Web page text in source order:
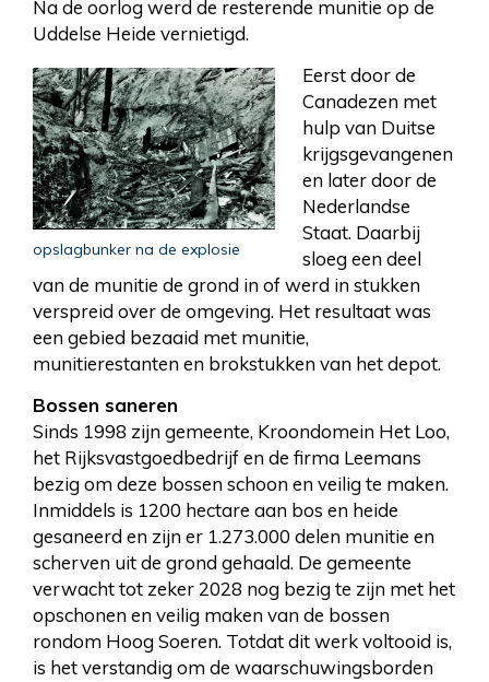
Na de oorlog werd de resterende munitie op de
Uddelse Heide vernietigd.
opslagbunker na de explosie
Eerst door de
Canadezen met
hulp van Duitse
krijgsgevangenen
en later door de
Nederlandse
Staat. Daarbij
sloeg een deel
van de munitie de grond in of werd in stukken
verspreid over de omgeving. Het resultaat was
een gebied bezaaid met munitie,
munitierestanten en brokstukken van het depot.
Bossen saneren
Sinds 1998 zijn gemeente, Kroondomein Het Loo,
het Rijksvastgoedbedrijf en de firma Leemans
bezig om deze bossen schoon en veilig te maken.
Inmiddels is 1200 hectare aan bos en heide
gesaneerd en zijn er 1.273.000 delen munitie en
scherven uit de grond gehaald. De gemeente
verwacht tot zeker 2028 nog bezig te zijn met het
opschonen en veilig maken van de bossen
rondom Hoog Soeren. Totdat dit werk voltooid is,
is het verstandig om de waarschuwingsborden